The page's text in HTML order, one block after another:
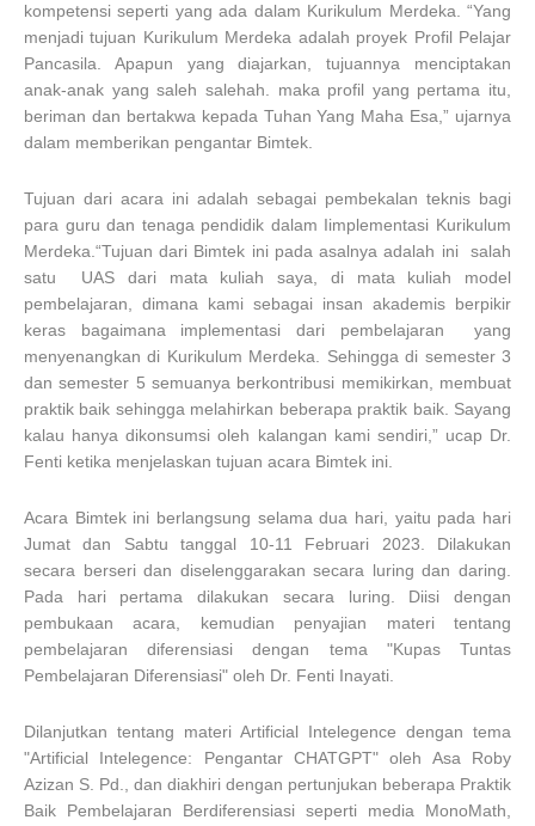
kompetensi seperti yang ada dalam Kurikulum Merdeka. “Yang
menjadi tujuan Kurikulum Merdeka adalah proyek Profil Pelajar
Pancasila. Apapun yang diajarkan, tujuannya menciptakan
anak-anak yang saleh salehah. maka profil yang pertama itu,
beriman dan bertakwa kepada Tuhan Yang Maha Esa,” ujarnya
dalam memberikan pengantar Bimtek.
Tujuan dari acara ini adalah sebagai pembekalan teknis bagi
para guru dan tenaga pendidik dalam Iimplementasi Kurikulum
Merdeka.“Tujuan dari Bimtek ini pada asalnya adalah ini salah
satu UAS dari mata kuliah saya, di mata kuliah model
pembelajaran, dimana kami sebagai insan akademis berpikir
keras bagaimana implementasi dari pembelajaran yang
menyenangkan di Kurikulum Merdeka. Sehingga di semester 3
dan semester 5 semuanya berkontribusi memikirkan, membuat
praktik baik sehingga melahirkan beberapa praktik baik. Sayang
kalau hanya dikonsumsi oleh kalangan kami sendiri,” ucap Dr.
Fenti ketika menjelaskan tujuan acara Bimtek ini.
Acara Bimtek ini berlangsung selama dua hari, yaitu pada hari
Jumat dan Sabtu tanggal 10-11 Februari 2023. Dilakukan
secara berseri dan diselenggarakan secara luring dan daring.
Pada hari pertama dilakukan secara luring. Diisi dengan
pembukaan acara, kemudian penyajian materi tentang
pembelajaran diferensiasi dengan tema "Kupas Tuntas
Pembelajaran Diferensiasi" oleh Dr. Fenti Inayati.
Dilanjutkan tentang materi Artificial Intelegence dengan tema
"Artificial Intelegence: Pengantar CHATGPT" oleh Asa Roby
Azizan S. Pd., dan diakhiri dengan pertunjukan beberapa Praktik
Baik Pembelajaran Berdiferensiasi seperti media MonoMath,